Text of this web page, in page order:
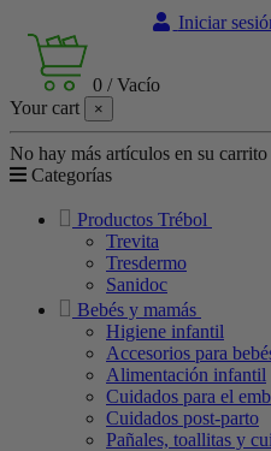
Iniciar
0 /Vacío
Your cart
×
No hay más artículos en su carrito
Categorías
Productos Trébol
Trevita
Tresdermo
Sanidoc
Bebés y mamás
Higiene infantil
Accesorios para
Alimentación infantil
Cuidados para el
Cuidados post-parto
Pañales, toallitas y